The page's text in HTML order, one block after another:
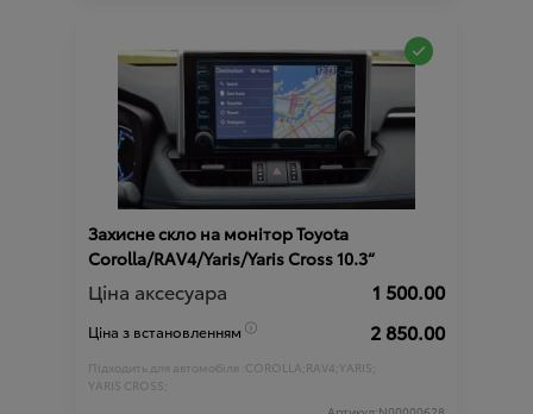
Захисне скло на монітор Toyota
Corolla/RAV4/Yaris/Yaris Cross 10.3“
Ціна аксесуара 1 500.00
Ціна з встановленням 2 850.00
Підходить для автомобіля :COROLLA;RAV4;YARIS;
YARIS CROSS;